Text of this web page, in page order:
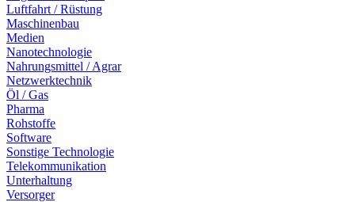
Luftfahrt / Rüstung
Maschinenbau
Medien
Nanotechnologie
Nahrungsmittel / Agrar
Netzwerktechnik
Öl / Gas
Pharma
Rohstoffe
Software
Sonstige Technologie
Telekommunikation
Unterhaltung
Versorger